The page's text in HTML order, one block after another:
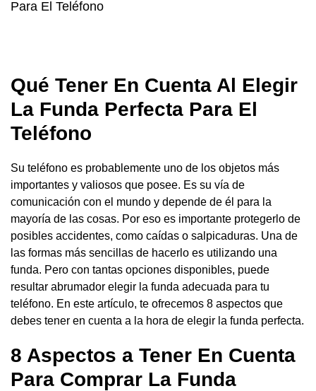
Qué Tener En Cuenta Al Elegir
La Funda Perfecta Para El
Teléfono
Su teléfono es probablemente uno de los objetos más
importantes y valiosos que posee. Es su vía de
comunicación con el mundo y depende de él para la
mayoría de las cosas. Por eso es importante protegerlo de
posibles accidentes, como caídas o salpicaduras. Una de
las formas más sencillas de hacerlo es utilizando una
funda. Pero con tantas opciones disponibles, puede
resultar abrumador elegir la funda adecuada para tu
teléfono. En este artículo, te ofrecemos 8 aspectos que
debes tener en cuenta a la hora de elegir la funda perfecta.
8 Aspectos a Tener En Cuenta
Para Comprar La Funda